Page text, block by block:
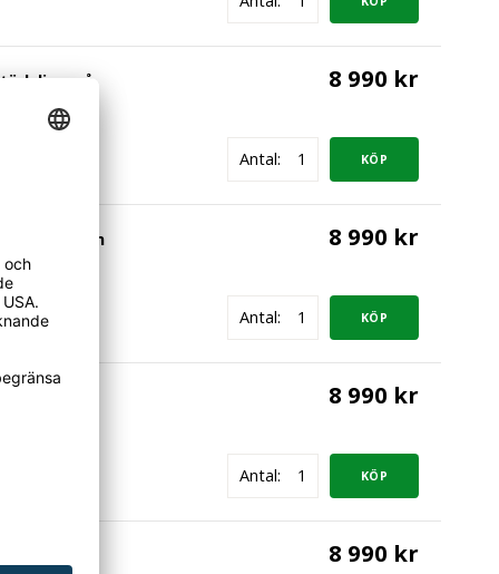
ljusgrå
8 990 kr
Antal:
ljusgrön
8 990 kr
Antal:
blå
8 990 kr
Antal:
8 990 kr